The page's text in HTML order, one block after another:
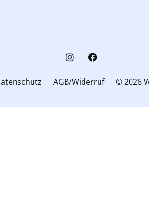
AGB/Widerruf © 2026